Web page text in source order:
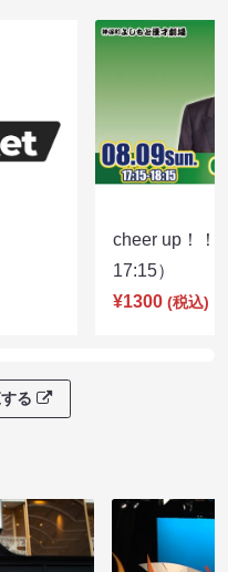
cheer up！
17:15）
¥1300 (税込)
る